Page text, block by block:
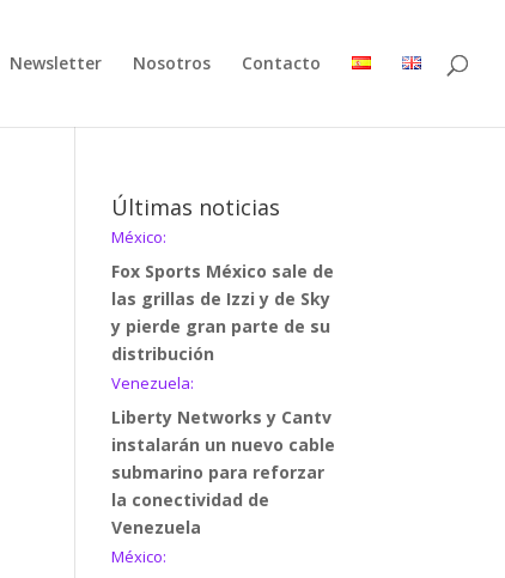
Newsletter Nosotros Contacto
Últimas noticias
México:
Fox Sports México sale de
las grillas de Izzi y de Sky
y pierde gran parte de su
distribución
Venezuela:
Liberty Networks y Cantv
instalarán un nuevo cable
submarino para reforzar
la conectividad de
Venezuela
México: